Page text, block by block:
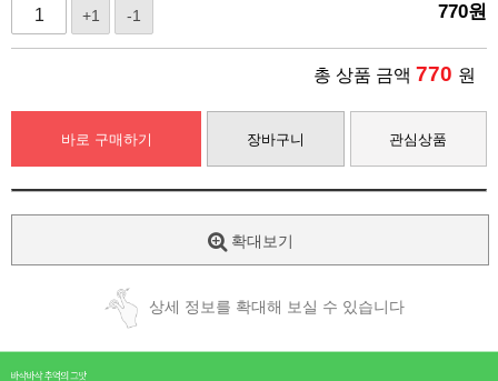
+1 -1 770원
총 상품 금액 770 원
바로 구매하기 장바구니 관심상품
확대보기
상세 정보를 확대해 보실 수 있습니다